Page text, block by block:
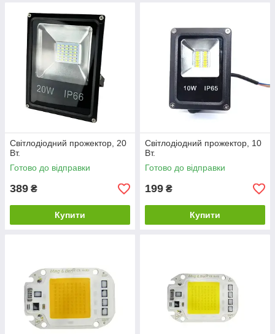
Світлодіодний прожектор, 20
Вт.
Готово до відправки
389 ₴
Купити
Світлодіодний прожектор, 10
Вт.
Готово до відправки
199 ₴
Купити